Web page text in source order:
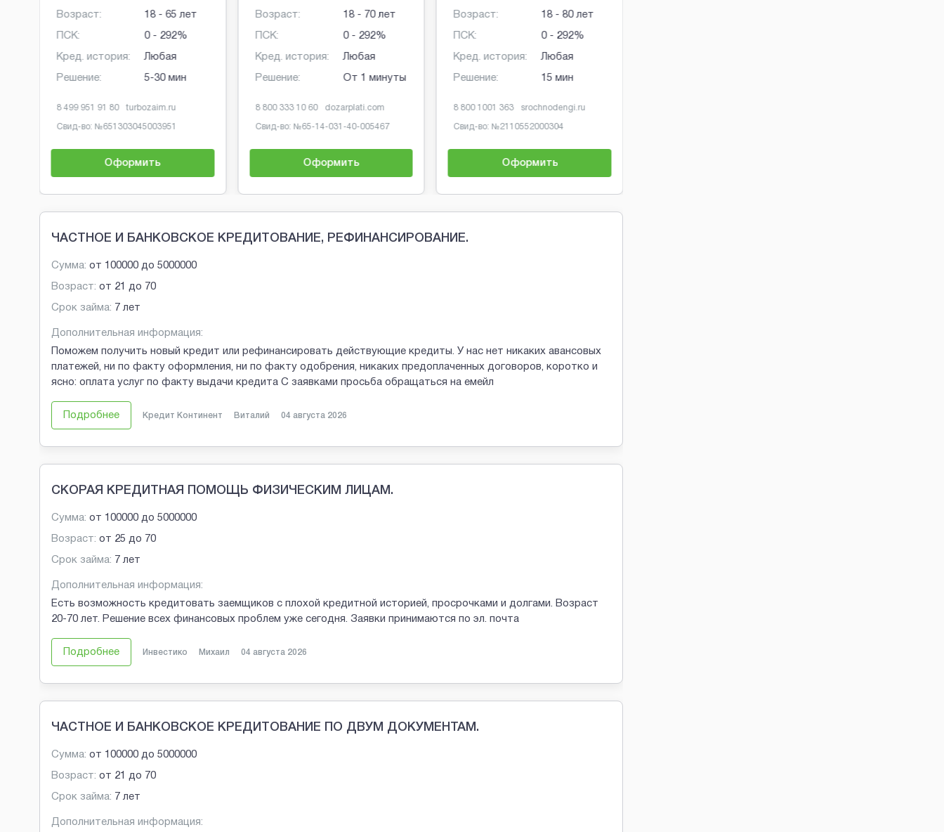
Возраст:
ПСК:
Кред. история:
Решение:
18 - 65 лет
0 - 292%
Любая
5-30 мин
8 499 951 91 80 turbozaim.ru
Свид-во: №651303045003951
Оформить
Возраст:
ПСК:
Кред. история:
Решение:
18 - 70 лет
0 - 292%
Любая
От 1 минуты
8 800 333 10 60 dozarplati.com
Свид-во: №65-14-031-40-005467
Оформить
Возраст:
ПСК:
Кред. история:
Решение:
18 - 80 лет
0 - 292%
Любая
15 мин
8 800 1001 363 srochnodengi.ru
Свид-во: №2110552000304
Оформить
Brobaza - Обычные объявления
ЧАСТНОЕ И БАНКОВСКОЕ КРЕДИТОВАНИЕ, РЕФИНАНСИРОВАНИЕ.
Сумма: от 100000 до 5000000
Возраст: от 21 до 70
Срок займа: 7 лет
Дополнительная информация:
Поможем получить новый кредит или рефинансировать действующие кредиты. У нас нет никаких авансовых
платежей, ни по факту оформления, ни по факту одобрения, никаких предоплаченных договоров, коротко и
ясно: оплата услуг по факту выдачи кредита С заявками просьба обращаться на емейл
Подробнее Кредит Континент Виталий 04 августа 2026
СКОРАЯ КРЕДИТНАЯ ПОМОЩЬ ФИЗИЧЕСКИМ ЛИЦАМ.
Сумма: от 100000 до 5000000
Возраст: от 25 до 70
Срок займа: 7 лет
Дополнительная информация:
Есть возможность кредитовать заемщиков с плохой кредитной историей, просрочками и долгами. Возраст
20-70 лет. Решение всех финансовых проблем уже сегодня. Заявки принимаются по эл. почта
Подробнее Инвестико Михаил 04 августа 2026
ЧАСТНОЕ И БАНКОВСКОЕ КРЕДИТОВАНИЕ ПО ДВУМ ДОКУМЕНТАМ.
Сумма: от 100000 до 5000000
Возраст: от 21 до 70
Срок займа: 7 лет
Дополнительная информация: